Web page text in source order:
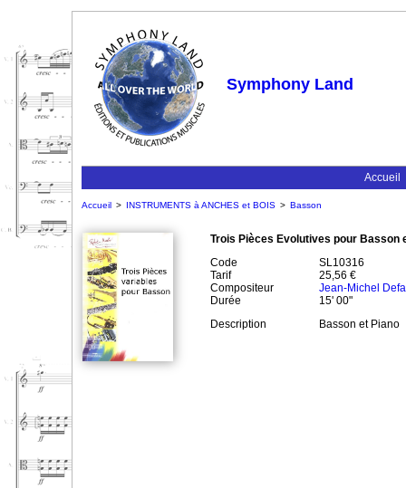
Symphony Land
Accueil
Accueil > INSTRUMENTS à ANCHES et BOIS > Basson
Trois Pièces Evolutives pour Basson
Code
SL10316
Tarif
25,56 €
Compositeur
Jean-Michel
Durée
15' 00"
Description
Basson et Piano